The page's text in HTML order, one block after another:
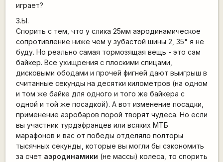
играет?
З.Ы.
Спорить с тем, что у слика 25мм аэродинамическое
сопротивление ниже чем у зубастой шины 2, 35" я не
буду. Но реально самая тормозящая вещь - это сам
байкер. Все ухищрения с плоскими спицами,
дисковыми ободами и прочей фигней дают выигрыш в
считанные секунды на десятки километров (на одном
и том же байке для одного и того же байкера с
одной и той же посадкой). А вот изменение посадки,
применение аэробаров порой творят чудеса. Но если
вы участник турдэфранцев или всяких МТБ
марафонов и вас от победы отделяло полторы
тысячных секунды, которые вы могли бы сэкономить
за счет аэродинамики (не массы) колеса, то спорить